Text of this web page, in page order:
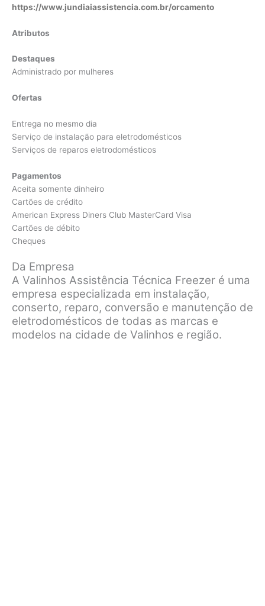
https://www.jundiaiassistencia.com.br/orcamento
Atributos
Destaques
Administrado por mulheres
Ofertas
Entrega no mesmo dia
Serviço de instalação para eletrodomésticos
Serviços de reparos eletrodomésticos
Pagamentos
Aceita somente dinheiro
Cartões de crédito
American Express Diners Club MasterCard Visa
Cartões de débito
Cheques
Da Empresa
A Valinhos Assistência Técnica Freezer é uma
empresa especializada em instalação,
conserto, reparo, conversão e manutenção de
eletrodomésticos de todas as marcas e
modelos na cidade de Valinhos e região.